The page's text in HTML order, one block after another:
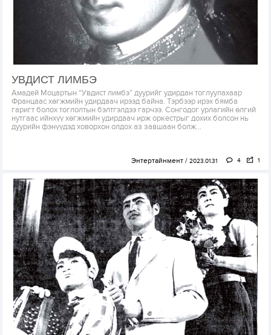
УВДИСТ ЛИМБЭ
Амадей Моцартын “Увдист лимбэ” дуурийг удирдан тоглуулахаар
Францаас хөгжмийн удирдаач ирээд байна. Тэрбээр ирэх бямба
гаригт болох тоглолтын бэлтгэлдээ гарчээ. Сонгодог урлагийн өлгий
нутгаас ийнхүү хөгжмийн удирдаач ирж оркестрыг дохих болсон нь
дуурийн фэнүүдэд ховорхон олдох аз завшаан болж...
Энтертайнмент 2023.01.31 4 1